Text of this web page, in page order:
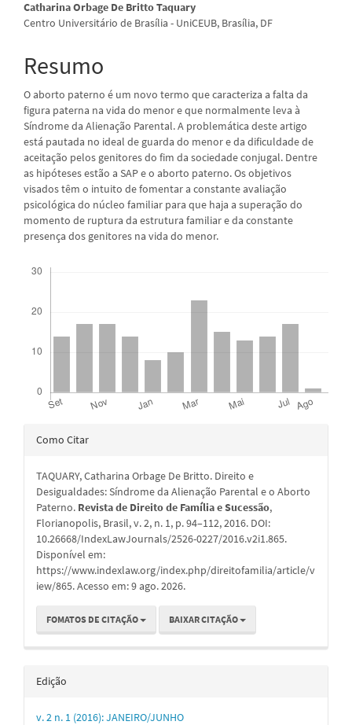
Conteúdo
do
artigo
principal
Catharina Orbage De Britto Taquary
Centro Universitário de Brasília - UniCEUB, Brasília, DF
Resumo
O aborto paterno é um novo termo que caracteriza a falta da
figura paterna na vida do menor e que normalmente leva à
Síndrome da Alienação Parental. A problemática deste artigo
está pautada no ideal de guarda do menor e da dificuldade de
aceitação pelos genitores do fim da sociedade conjugal. Dentre
as hipóteses estão a SAP e o aborto paterno. Os objetivos
visados têm o intuito de fomentar a constante avaliação
psicológica do núcleo familiar para que haja a superação do
momento de ruptura da estrutura familiar e da constante
presença dos genitores na vida do menor.
Detalhes
artigo
Como Citar
TAQUARY, Catharina Orbage De Britto. Direito e
Desigualdades: Síndrome da Alienação Parental e o Aborto
Paterno. Revista de Direito de Família e Sucessão,
Florianopolis, Brasil, v. 2, n. 1, p. 94–112, 2016. DOI:
10.26668/IndexLawJournals/2526-0227/2016.v2i1.865.
Disponível em:
https://www.indexlaw.org/index.php/direitofamilia/article/v
iew/865. Acesso em: 9 ago. 2026.
FOMATOS DE CITAÇÃO BAIXAR CITAÇÃO
Edição
v. 2 n. 1 (2016): JANEIRO/JUNHO